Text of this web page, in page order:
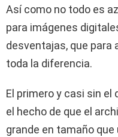
Así como no todo es
para imágenes
desventajas, que para
toda la diferencia.
El primero y casi sin el
el hecho de que el
grande en tamaño